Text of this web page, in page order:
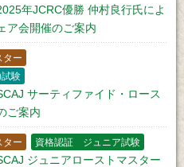
年JCRC優勝 仲村良行氏によ
ア会開催のご案内
ター
験
サーティファイド・ロース
ご案内
ター 資格認証 ジュニア試験
ジュニアローストマスター